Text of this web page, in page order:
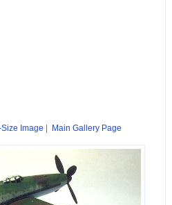
Size Image Main Gallery Page